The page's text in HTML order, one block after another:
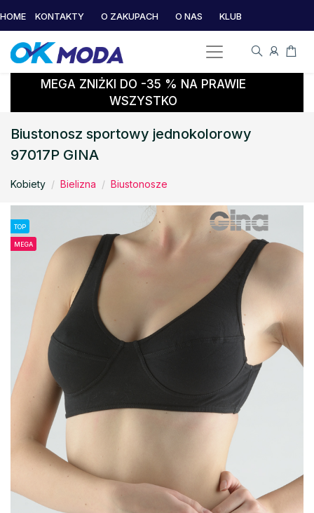
HOME KONTAKTY O ZAKUPACH O NAS KLUB
MEGA ZNIŻKI DO -35 % NA PRAWIE
WSZYSTKO
Biustonosz sportowy jednokolorowy
97017P GINA
Kobiety Bielizna Biustonosze
TOP
MEGA